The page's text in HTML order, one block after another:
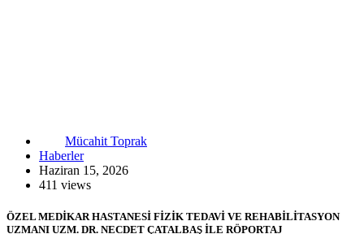
Mücahit Toprak
Haberler
Haziran 15, 2026
411 views
ÖZEL MEDİKAR HASTANESİ FİZİK TEDAVİ VE REHABİLİTASYON
UZMANI UZM. DR. NECDET ÇATALBAŞ İLE RÖPORTAJ